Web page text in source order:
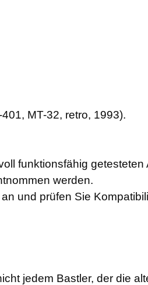
MT-32, retro, 1993).
funktionsfähig getesteten
werden.
und prüfen Sie
jedem Bastler, der die